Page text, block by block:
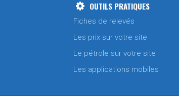
OUTILS PRATIQUES
Fiches de relevés
Les prix sur votre site
Le pétrole sur votre site
Les applications mobiles